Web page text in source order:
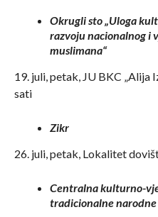
Okrugli sto „Uloga
razvoju nacionalnog i
muslimana“
19. juli, petak, JU BKC „Alija
sati
Zikr
26. juli, petak, Lokalitet
Centralna kulturno-
tradicionalne